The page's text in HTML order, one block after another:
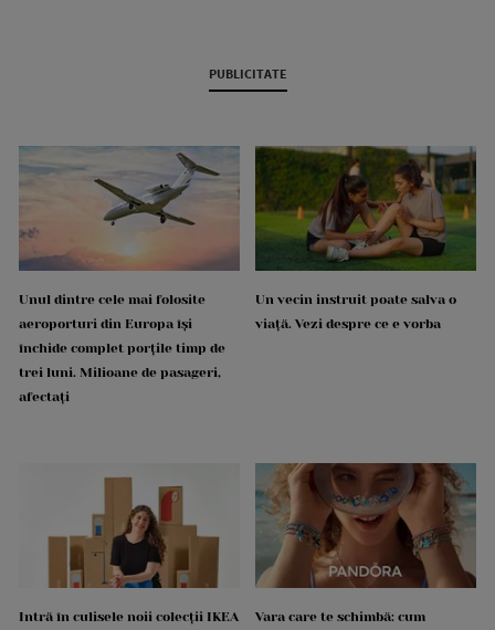
PUBLICITATE
Unul dintre cele mai folosite
aeroporturi din Europa își
închide complet porțile timp de
trei luni. Milioane de pasageri,
afectați
Un vecin instruit poate salva o
viață. Vezi despre ce e vorba
Intră în culisele noii colecții IKEA
Vara care te schimbă: cum